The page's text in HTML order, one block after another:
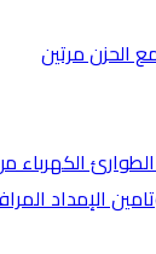
الحزن مرتين
الكهرباء
الإمداد